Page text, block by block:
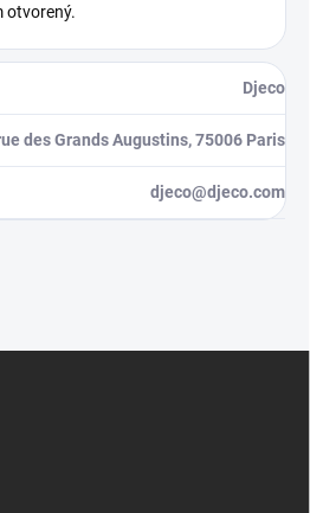
otvorený.
Djeco
des Grands Augustins, 75006 Paris
djeco@djeco.com